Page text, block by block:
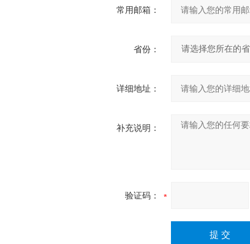
常用邮箱：
省份：
详细地址：
补充说明：
验证码：